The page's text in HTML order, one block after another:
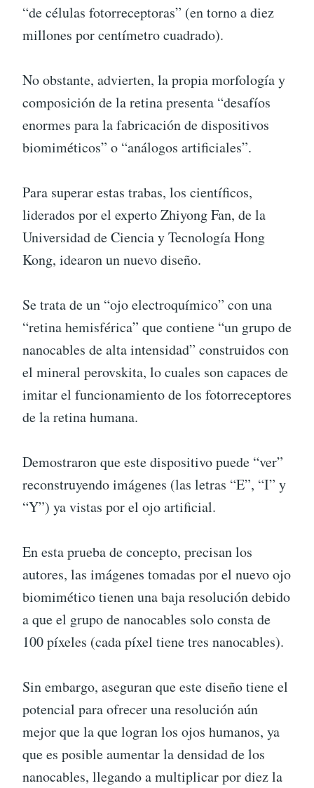
“de células fotorreceptoras” (en torno a diez
millones por centímetro cuadrado).
No obstante, advierten, la propia morfología y
composición de la retina presenta “desafíos
enormes para la fabricación de dispositivos
biomiméticos” o “análogos artificiales”.
Para superar estas trabas, los científicos,
liderados por el experto Zhiyong Fan, de la
Universidad de Ciencia y Tecnología Hong
Kong, idearon un nuevo diseño.
Se trata de un “ojo electroquímico” con una
“retina hemisférica” que contiene “un grupo de
nanocables de alta intensidad” construidos con
el mineral perovskita, lo cuales son capaces de
imitar el funcionamiento de los fotorreceptores
de la retina humana.
Demostraron que este dispositivo puede “ver”
reconstruyendo imágenes (las letras “E”, “I” y
“Y”) ya vistas por el ojo artificial.
En esta prueba de concepto, precisan los
autores, las imágenes tomadas por el nuevo ojo
biomimético tienen una baja resolución debido
a que el grupo de nanocables solo consta de
100 píxeles (cada píxel tiene tres nanocables).
Sin embargo, aseguran que este diseño tiene el
potencial para ofrecer una resolución aún
mejor que la que logran los ojos humanos, ya
que es posible aumentar la densidad de los
nanocables, llegando a multiplicar por diez la